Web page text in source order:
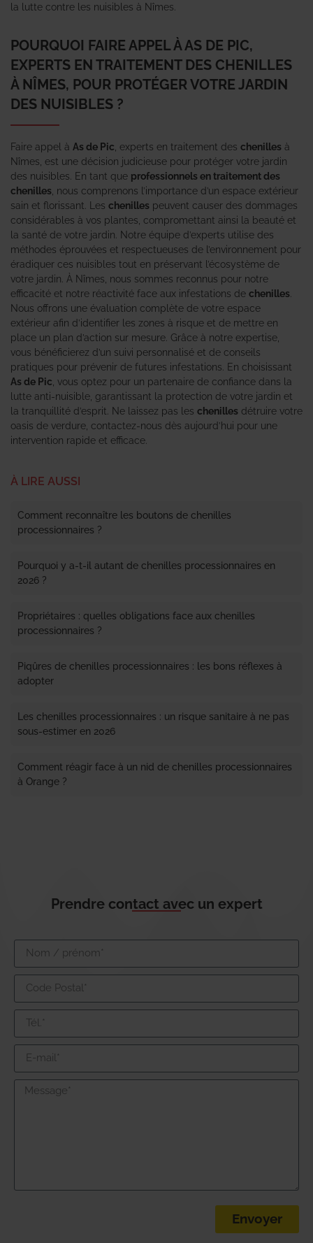
la lutte contre les nuisibles à Nîmes.
POURQUOI FAIRE APPEL À AS DE PIC,
EXPERTS EN TRAITEMENT DES CHENILLES
À NÎMES, POUR PROTÉGER VOTRE JARDIN
DES NUISIBLES ?
Faire appel à As de Pic , experts en traitement des chenilles à
Nîmes, est une décision judicieuse pour protéger votre jardin
des nuisibles. En tant que professionnels en traitement des
chenilles , nous comprenons l’importance d’un espace extérieur
sain et florissant. Les chenilles peuvent causer des dommages
considérables à vos plantes, compromettant ainsi la beauté et
la santé de votre jardin. Notre équipe d’experts utilise des
méthodes éprouvées et respectueuses de l’environnement pour
éradiquer ces nuisibles tout en préservant l’écosystème de
votre jardin. À Nîmes, nous sommes reconnus pour notre
efficacité et notre réactivité face aux infestations de chenilles
Nous offrons une évaluation complète de votre espace
extérieur afin d’identifier les zones à risque et de mettre en
place un plan d’action sur mesure. Grâce à notre expertise,
vous bénéficierez d’un suivi personnalisé et de conseils
pratiques pour prévenir de futures infestations. En choisissant
As de Pic , vous optez pour un partenaire de confiance dans la
lutte anti-nuisible, garantissant la protection de votre jardin et
la tranquillité d’esprit. Ne laissez pas les chenilles détruire votre
oasis de verdure, contactez-nous dès aujourd’hui pour une
intervention rapide et efficace.
À LIRE AUSSI
Comment reconnaître les boutons de chenilles
processionnaires ?
Pourquoi y a-t-il autant de chenilles processionnaires en
2026 ?
Propriétaires : quelles obligations face aux chenilles
processionnaires ?
Piqûres de chenilles processionnaires : les bons réflexes à
adopter
Les chenilles processionnaires : un risque sanitaire à ne pas
sous-estimer en 2026
Comment réagir face à un nid de chenilles processionnaires
à Orange ?
Prendre contact avec un expert
Envoyer